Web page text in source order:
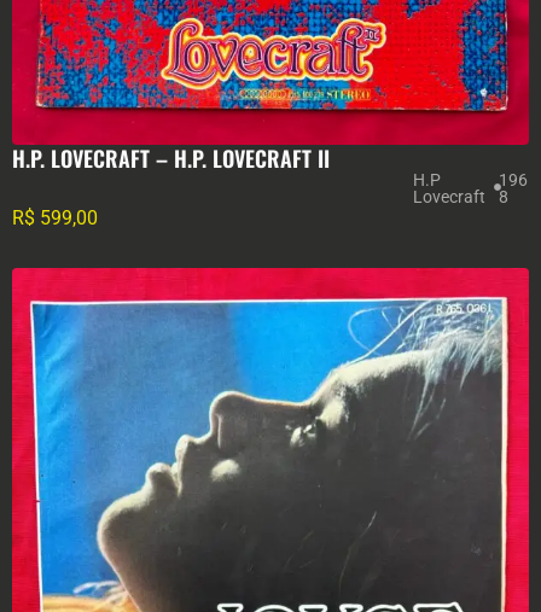
H.P. LOVECRAFT – H.P. LOVECRAFT II
H.P
Lovecraft
196
8
R$ 599,00